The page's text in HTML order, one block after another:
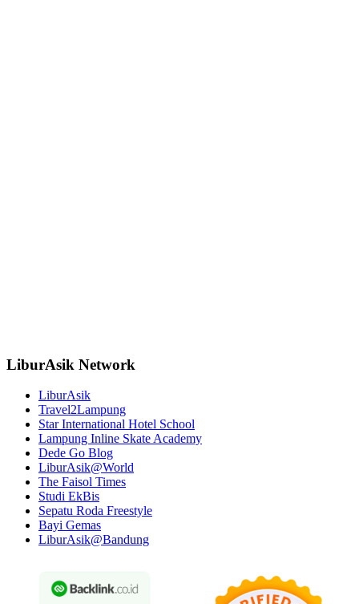
LiburAsik Network
LiburAsik
Travel2Lampung
Star International Hotel School
Lampung Inline Skate Academy
Dede Go Blog
LiburAsik@World
The Faisol Times
Studi EkBis
Sepatu Roda Freestyle
Bayi Gemas
LiburAsik@Bandung